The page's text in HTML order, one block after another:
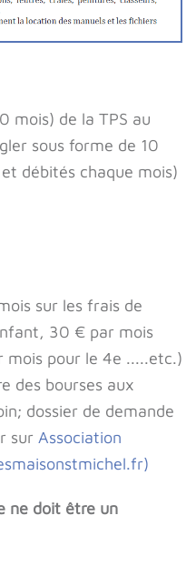
mois) de la TPS au
sous forme de 10
débités chaque mois)
sur les frais de
30 € par mois
mois pour le 4e .....etc.)
des bourses aux
dossier de demande
sur Association
ne doit être un